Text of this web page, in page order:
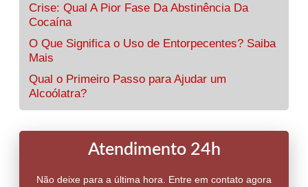
Crise: Qual A Pior Fase Da Abstinência Da
Cocaína
O Que Significa o Uso de Entorpecentes? Saiba
Mais
Qual o Primeiro Passo para Ajudar um
Alcoólatra?
Atendimento 24h
Não deixe para a última hora. Entre em contato agora